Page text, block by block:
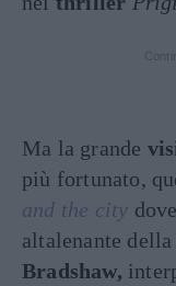
Ma la grande
più fortunato,
and the city
altalenante della
Bradshaw,